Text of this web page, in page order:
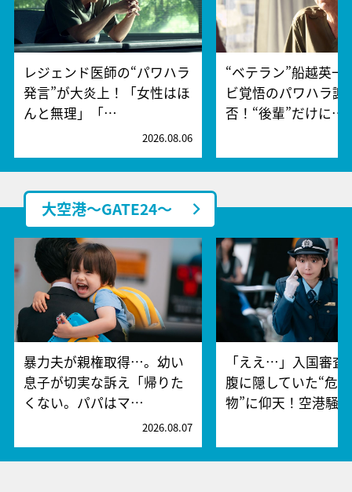
レジェンド医師の“パワハラ
発言”が大炎上！「女性はほ
んと無理」「…
2026.08.06
“ベテラン”船越英一
ビ覚悟のパワハラ謝
否！“後輩”だけに…
大空港～GATE24～
暴力夫が親権取得…。幼い
息子が切実な訴え「帰りた
くない。パパはマ…
2026.08.07
「ええ…」入国審査
腹に隠していた“危
物”に仰天！空港騒